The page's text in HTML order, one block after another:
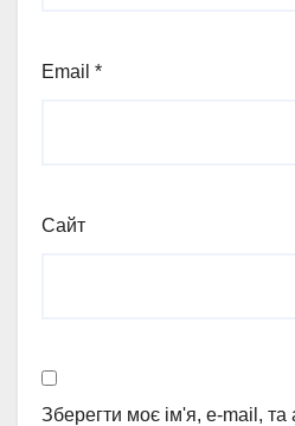
Email *
Сайт
Зберегти моє ім'я, e-mail, та